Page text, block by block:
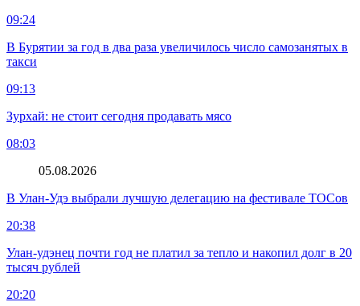
09:24
В Бурятии за год в два раза увеличилось число самозанятых в
такси
09:13
Зурхай: не стоит сегодня продавать мясо
08:03
05.08.2026
В Улан-Удэ выбрали лучшую делегацию на фестивале ТОСов
20:38
Улан-удэнец почти год не платил за тепло и накопил долг в 20
тысяч рублей
20:20